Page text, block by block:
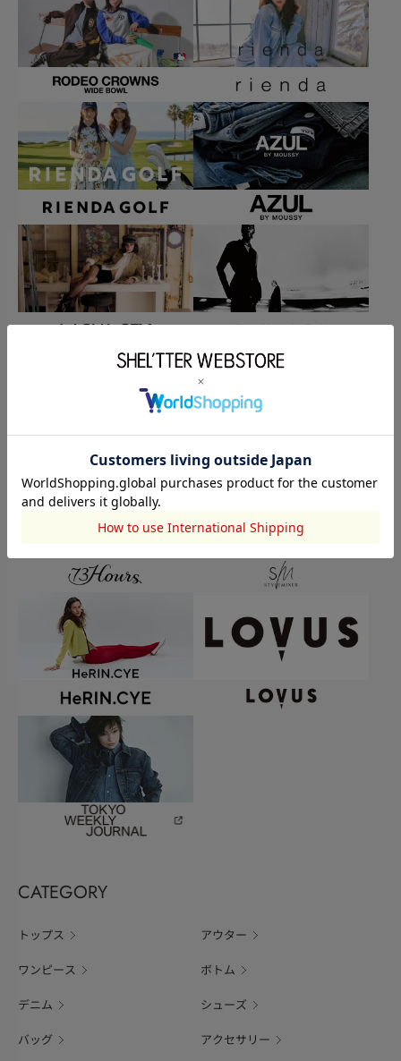
CATEGORY
トップス アウター
ワンピース ボトム
デニム シューズ
バッグ アクセサリー